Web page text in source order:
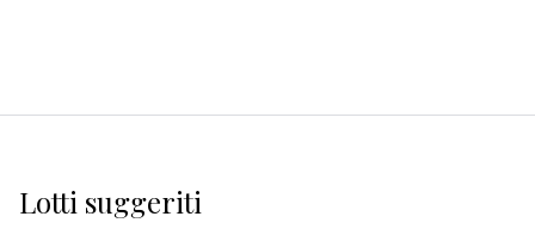
Lotti suggeriti